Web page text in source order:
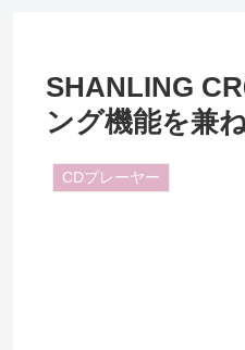
SHANLING
ング機能を兼
CDプレーヤー